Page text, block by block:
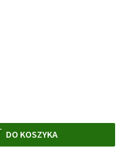
DO KOSZYKA